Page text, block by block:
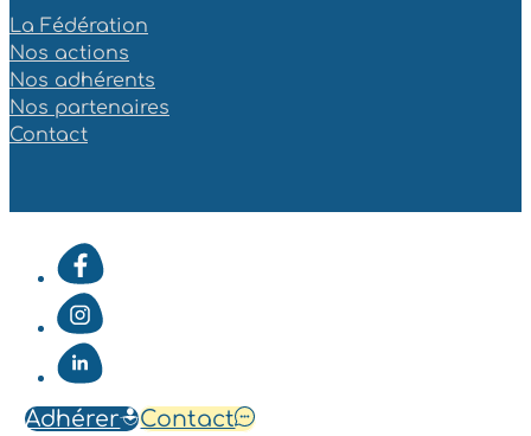
Adhérer Contact
La Fédération
Nos actions
Nos adhérents
Nos partenaires
Contact